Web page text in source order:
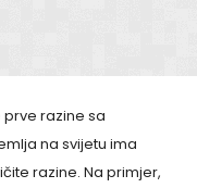
razine sa
na svijetu ima
razine. Na primjer,